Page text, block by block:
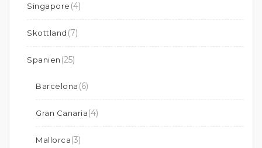
Singapore (4)
Skottland (7)
Spanien (25)
Barcelona (6)
Gran Canaria(4)
Mallorca(3)